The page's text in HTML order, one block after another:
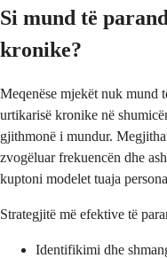
Si mund të
kronike?
Meqenëse mjekët nuk mund
urtikarisë kronike në
gjithmonë i mundur.
zvogëluar frekuencën dhe
kuptoni modelet tuaja
Strategjitë më efektive të
Identifikimi dhe